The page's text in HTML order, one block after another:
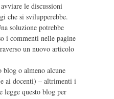
le discussioni
che si svilupperebbe.
soluzione potrebbe
i commenti nelle pagine
un nuovo articolo
blog o almeno alcune
ai docenti) – altrimenti i
legge questo blog per